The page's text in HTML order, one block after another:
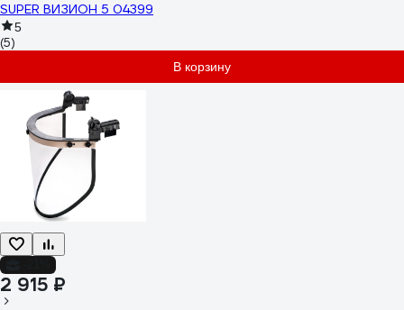
SUPER ВИЗИОН 5 04399
5
(5)
В корзину
2 915 ₽